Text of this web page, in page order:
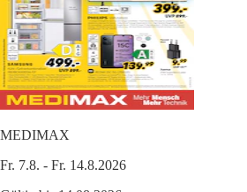
MEDIMAX
Fr. 7.8. - Fr. 14.8.2026